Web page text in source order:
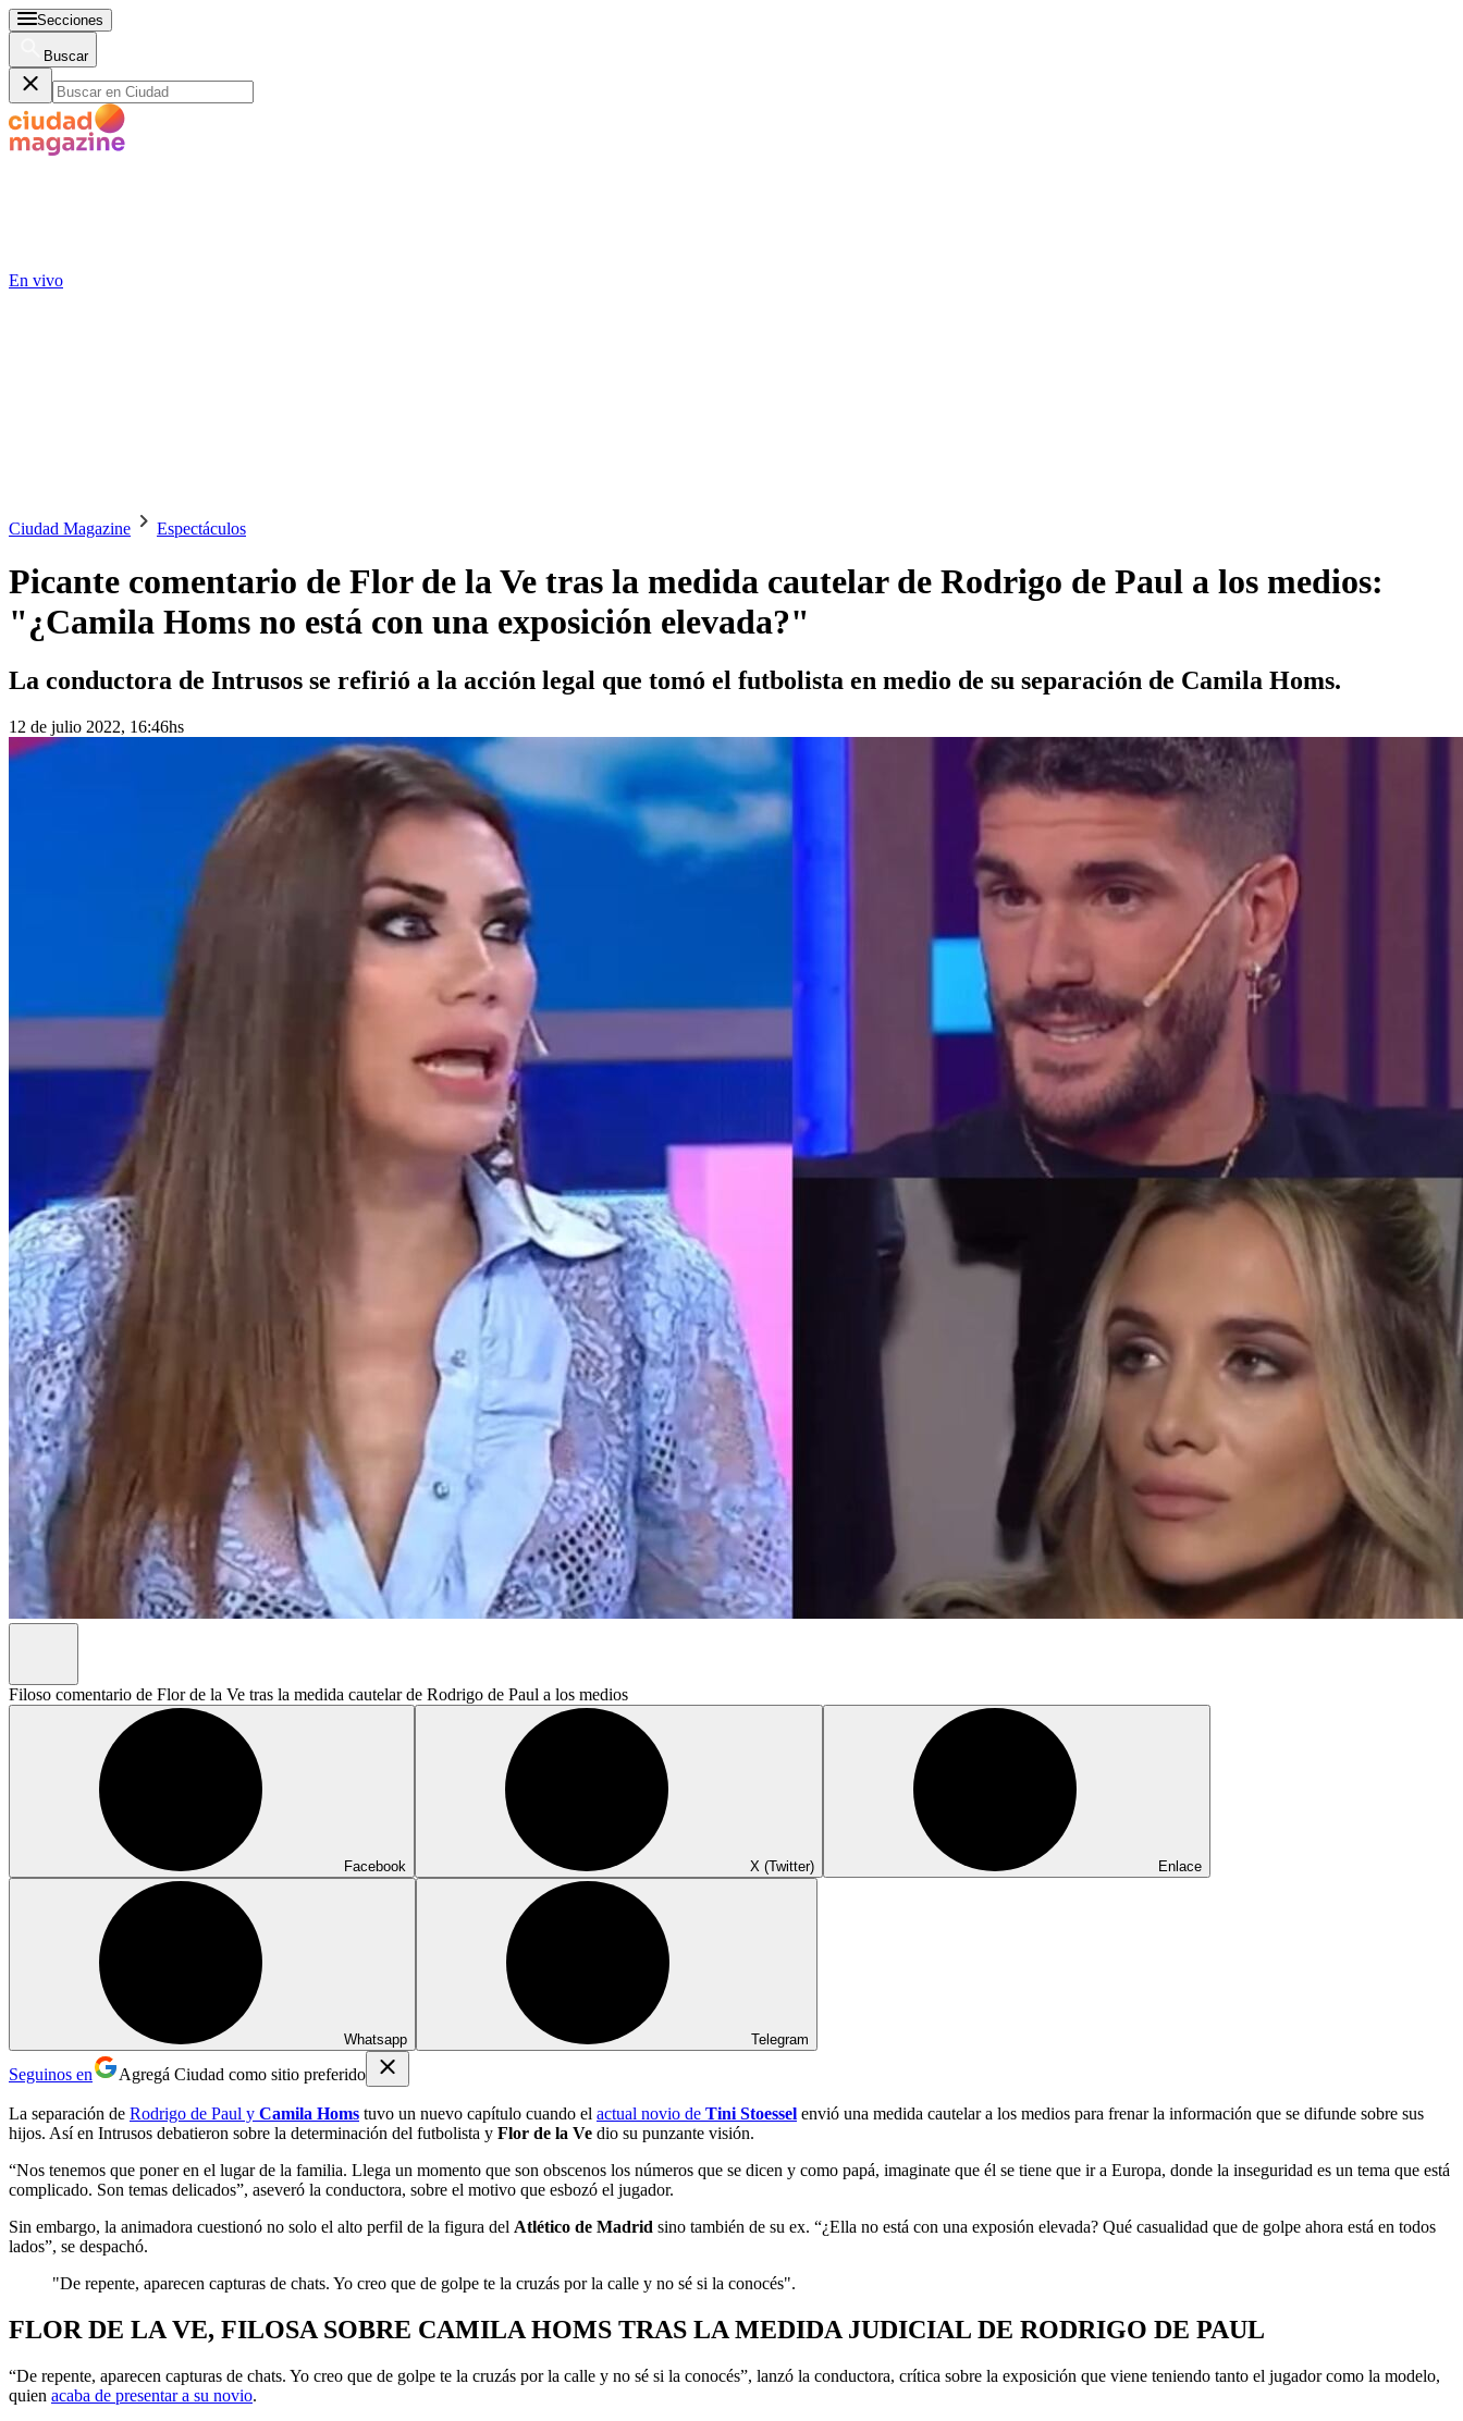
Secciones
Buscar
En vivo
Ciudad Magazine Espectáculos
Picante comentario de Flor de la Ve tras la medida cautelar de Rodrigo de Paul a los medios:
"¿Camila Homs no está con una exposición elevada?"
La conductora de Intrusos se refirió a la acción legal que tomó el futbolista en medio de su separación de Camila Homs.
12 de julio 2022, 16:46hs
Filoso comentario de Flor de la Ve tras la medida cautelar de Rodrigo de Paul a los medios
Facebook X (Twitter) Enlace
Whatsapp Telegram
Seguinos en Agregá Ciudad como sitio preferido
La separación de Rodrigo de Paul y Camila Homs tuvo un nuevo capítulo cuando el actual novio de Tini Stoessel envió una medida cautelar a los medios para frenar la información que se difunde sobre sus
hijos. Así en Intrusos debatieron sobre la determinación del futbolista y Flor de la Ve dio su punzante visión.
“Nos tenemos que poner en el lugar de la familia. Llega un momento que son obscenos los números que se dicen y como papá, imaginate que él se tiene que ir a Europa, donde la inseguridad es un tema que está
complicado. Son temas delicados”, aseveró la conductora, sobre el motivo que esbozó el jugador.
Sin embargo, la animadora cuestionó no solo el alto perfil de la figura del Atlético de Madrid sino también de su ex. “¿Ella no está con una exposión elevada? Qué casualidad que de golpe ahora está en todos
lados”, se despachó.
"De repente, aparecen capturas de chats. Yo creo que de golpe te la cruzás por la calle y no sé si la conocés".
FLOR DE LA VE, FILOSA SOBRE CAMILA HOMS TRAS LA MEDIDA JUDICIAL DE RODRIGO DE PAUL
“De repente, aparecen capturas de chats. Yo creo que de golpe te la cruzás por la calle y no sé si la conocés”, lanzó la conductora, crítica sobre la exposición que viene teniendo tanto el jugador como la modelo,
quien acaba de presentar a su novio.